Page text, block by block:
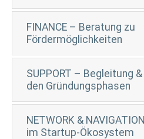
FINANCE – Beratung zu
Fördermöglichkeiten
SUPPORT – Begleitung
den Gründungsphasen
NETWORK &
im Startup-Ökosystem